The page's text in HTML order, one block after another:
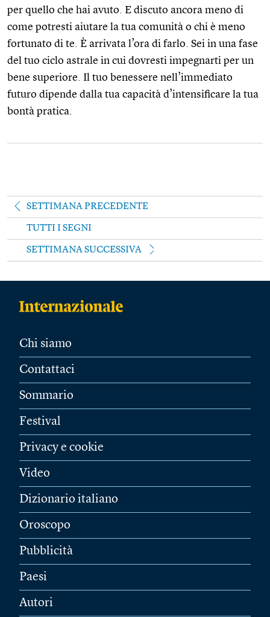
per quello che hai avuto. E discuto ancora meno di
come potresti aiutare la tua comunità o chi è meno
fortunato di te. È arrivata l’ora di farlo. Sei in una fase
del tuo ciclo astrale in cui dovresti impegnarti per un
bene superiore. Il tuo benessere nell’immediato
futuro dipende dalla tua capacità d’intensificare la tua
bontà pratica.
SETTIMANA PRECEDENTE
TUTTI I SEGNI
SETTIMANA SUCCESSIVA
Chi siamo
Contattaci
Sommario
Festival
Privacy e cookie
Video
Dizionario italiano
Oroscopo
Pubblicità
Paesi
Autori